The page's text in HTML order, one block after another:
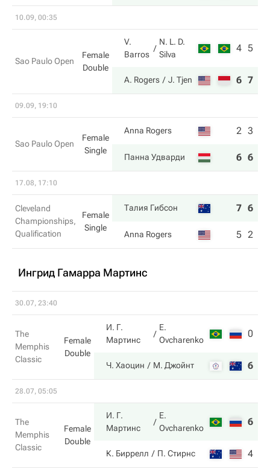
10.09, 00:35
Sao Paulo Open
Female
Double
V.
Barros
N. L. D.
Silva
4 5
A. Rogers J. Tjen 6 7
09.09, 19:10
Sao Paulo Open
Female
Single
Anna Rogers 2 3
Панна Удварди 6 6
17.08, 17:10
Cleveland
Championships,
Qualification
Female
Single
Талия Гибсон 7 6
Anna Rogers 5 2
Ингрид Гамарра Мартинс
30.07, 23:40
The
Memphis
Classic
Female
Double
И. Г.
Мартинс
E.
Ovcharenko
0
Ч. Хаоцин М. Джойнт 6
28.07, 05:05
The
Memphis
Classic
Female
Double
И. Г.
Мартинс
E.
Ovcharenko
6
К. Биррелл П. Стирнс 4